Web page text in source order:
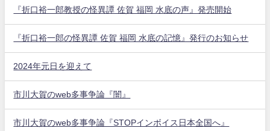
『折口裕一郎教授の怪異譚 佐賀 福岡 水底の声』発売開始
『折口裕一郎の怪異譚 佐賀 福岡 水底の記憶』発行のお知らせ
2024年元日を迎えて
市川大賀のweb多事争論『闇』
市川大賀のweb多事争論『STOPインボイス日本全国へ』